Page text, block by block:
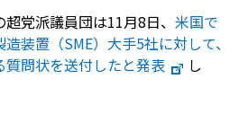
党派議員団は11月8日、 米国で
装置（SME）大手5社に対して、
問状を送付したと発表
し